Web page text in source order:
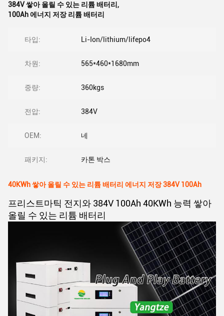
384V 쌓아 올릴 수 있는 리튬 배터리 ,
100Ah 에너지 저장 리튬 배터리
타입: Li-Ion/lithium/lifepo4
차원: 565*460*1680mm
중량: 360kgs
전압: 384V
OEM: 네
패키지: 카톤 박스
40KWh 쌓아 올릴 수 있는 리튬 배터리 에너지 저장 384V 100Ah
프리스트마틱 전지와 384V 100Ah 40KWh 능력 쌓아
올릴 수 있는 리튬 배터리